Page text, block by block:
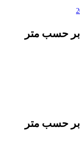
بر حسب متر
بر حسب متر